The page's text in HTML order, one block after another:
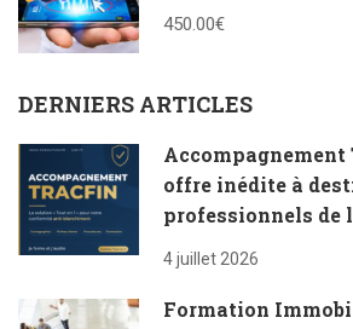
450.00€
DERNIERS ARTICLES
Accompagnement
offre inédite à
professionnels de
4 juillet 2026
Formation